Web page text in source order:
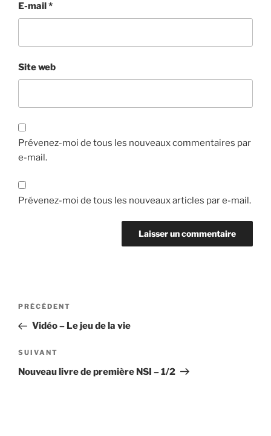
E-mail*
Site web
Prévenez-moi de tous les nouveaux commentaires par
e-mail.
Prévenez-moi de tous les nouveaux articles par e-mail.
Navigation
l’article
Article
précédent
PRÉCÉDENT
Vidéo – Le jeu de la vie
Article
suivant
SUIVANT
Nouveau livre de première NSI – 1/2